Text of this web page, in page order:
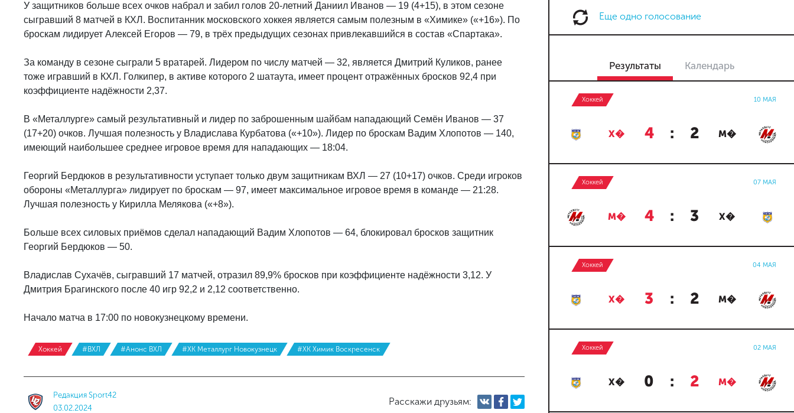
У защитников больше всех очков набрал и забил голов 20-летний Даниил Иванов — 19 (4+15), в этом сезоне
сыгравший 8 матчей в КХЛ. Воспитанник московского хоккея является самым полезным в «Химике» («+16»). По
броскам лидирует Алексей Егоров — 79, в трёх предыдущих сезонах привлекавшийся в состав «Спартака».
За команду в сезоне сыграли 5 вратарей. Лидером по числу матчей — 32, является Дмитрий Куликов, ранее
тоже игравший в КХЛ. Голкипер, в активе которого 2 шатаута, имеет процент отражённых бросков 92,4 при
коэффициенте надёжности 2,37.
В «Металлурге» самый результативный и лидер по заброшенным шайбам нападающий Семён Иванов — 37
(17+20) очков. Лучшая полезность у Владислава Курбатова («+10»). Лидер по броскам Вадим Хлопотов — 140,
имеющий наибольшее среднее игровое время для нападающих — 18:04.
Георгий Бердюков в результативности уступает только двум защитникам ВХЛ — 27 (10+17) очков. Среди игроков
обороны «Металлурга» лидирует по броскам — 97, имеет максимальное игровое время в команде — 21:28.
Лучшая полезность у Кирилла Мелякова («+8»).
Больше всех силовых приёмов сделал нападающий Вадим Хлопотов — 64, блокировал бросков защитник
Георгий Бердюков — 50.
Владислав Сухачёв, сыгравший 17 матчей, отразил 89,9% бросков при коэффициенте надёжности 3,12. У
Дмитрия Брагинского после 40 игр 92,2 и 2,12 соответственно.
Начало матча в 17:00 по новокузнецкому времени.
Хоккей #ВХЛ #Анонс ВХЛ #ХК Металлург Новокузнецк #ХК Химик Воскресенск
Редакция Sport42
03.02.2024
Расскажи друзьям:
Еще одно голосование
Результаты Календарь
Хоккей 10 МАЯ
Х� 4 : 2 М�
Хоккей 07 МАЯ
М� 4 : 3 Х�
Хоккей 04 МАЯ
Х� 3 : 2 М�
Хоккей 02 МАЯ
Х� 0 : 2 М�